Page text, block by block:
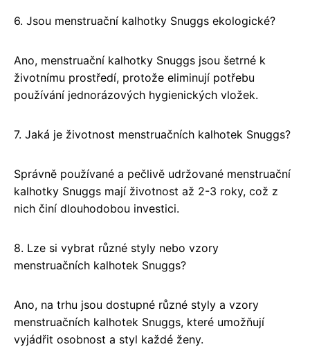
6. Jsou menstruační kalhotky Snuggs ekologické?
Ano, menstruační kalhotky Snuggs jsou šetrné k
životnímu prostředí, protože eliminují potřebu
používání jednorázových hygienických vložek.
7. Jaká je životnost menstruačních kalhotek Snuggs?
Správně používané a pečlivě udržované menstruační
kalhotky Snuggs mají životnost až 2-3 roky, což z
nich činí dlouhodobou investici.
8. Lze si vybrat různé styly nebo vzory
menstruačních kalhotek Snuggs?
Ano, na trhu jsou dostupné různé styly a vzory
menstruačních kalhotek Snuggs, které umožňují
vyjádřit osobnost a styl každé ženy.